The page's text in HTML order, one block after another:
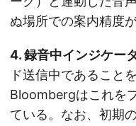
ぬ場所での案内精度
4. 録音中インジケー
ド送信中であること
Bloombergはこれを
ている。なお、初期